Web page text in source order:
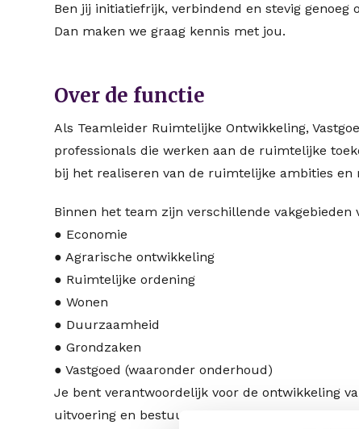
Ben jij initiatiefrijk, verbindend en stevig
Dan maken we graag kennis met jou.
Over de functie
Als Teamleider Ruimtelijke Ontwikkeling,
professionals die werken aan de ruimtelijke
bij het realiseren van de ruimtelijke ambities en
Binnen het team zijn verschillende vakgebieden
● Economie
● Agrarische ontwikkeling
● Ruimtelijke ordening
● Wonen
● Duurzaamheid
● Grondzaken
● Vastgoed (waaronder onderhoud)
Je bent verantwoordelijk voor de ontwikkeling
uitvoering en bestuurlijke ambities. Daarbij